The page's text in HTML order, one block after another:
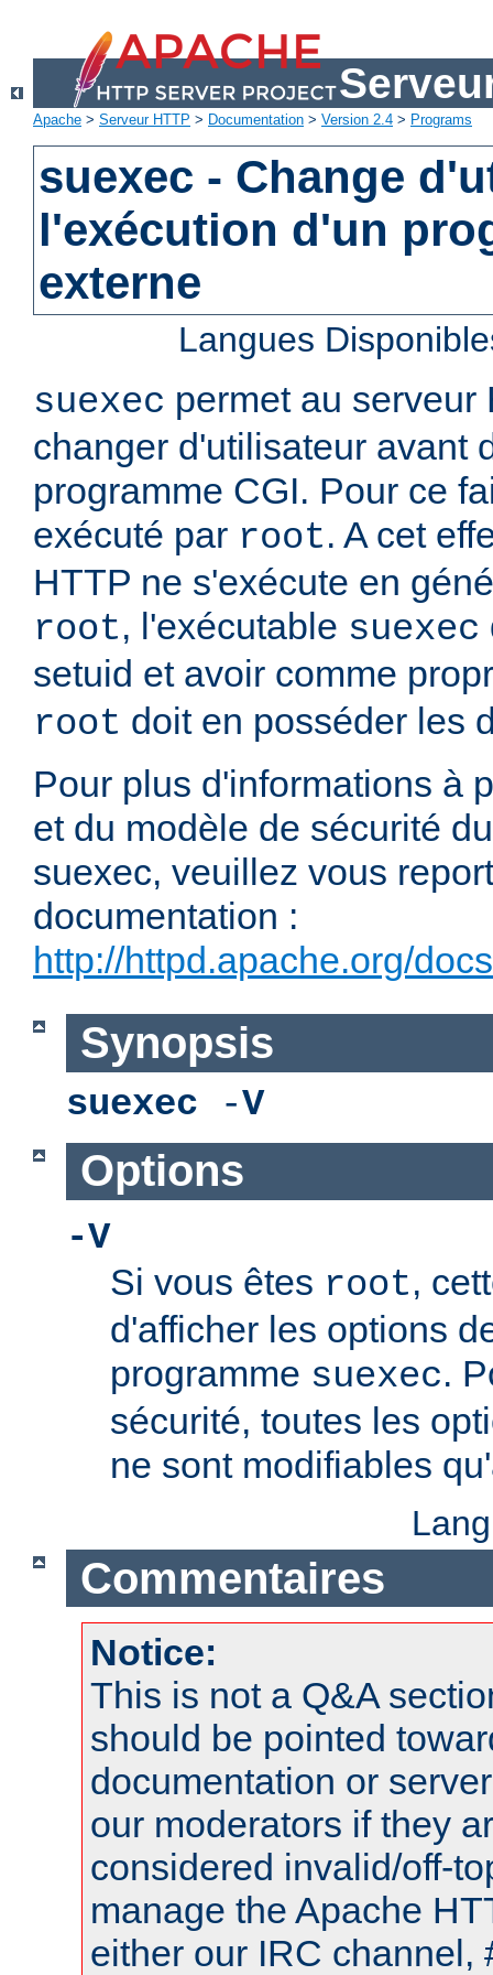
Apache > Serveur HTTP > Documentation > Version 2.4 > Programs
suexec - Change
l'exécution d'un
externe
Langues
suexec permet au serveur
changer d'utilisateur avant
programme CGI. Pour ce
exécuté par root. A cet
HTTP ne s'exécute en
root, l'exécutable suexec
setuid et avoir comme
root doit en posséder les
Pour plus d'informations à
et du modèle de sécurité
suexec, veuillez vous
documentation :
http://httpd.apache.org/
Synopsis
suexec -V
Options
-V
Si vous êtes root,
d'afficher les options
programme suexec.
sécurité, toutes les
ne sont modifiables
Commentaires
Notice:
This is not a Q&A
should be pointed
documentation or
our moderators if they
considered invalid/off-
manage the Apache
either our IRC channel,